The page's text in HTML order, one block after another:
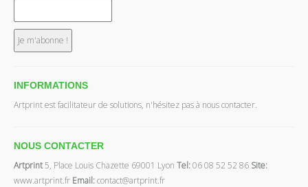
INFORMATIONS
Artprint est facilitateur de solutions, n'hésitez pas à nous contacter.
NOUS CONTACTER
Artprint5, Place Louis Chazette 69001 Lyon Tel:06 08 52 52 86 Site:
www.artprint.fr Email:contact@artprint.fr